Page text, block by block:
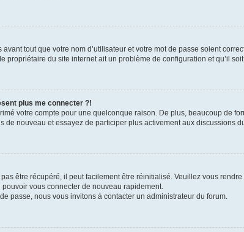
tout que votre nom d’utilisateur et votre mot de passe soient
propriétaire du site internet ait un problème de configuration et qu’il
plus me connecter ?!
votre compte pour une quelconque raison. De plus, beaucoup de
nouveau et essayez de participer plus activement aux discussions
être récupéré, il peut facilement être réinitialisé. Veuillez vous
vous connecter de nouveau rapidement.
passe, nous vous invitons à contacter un administrateur du forum.